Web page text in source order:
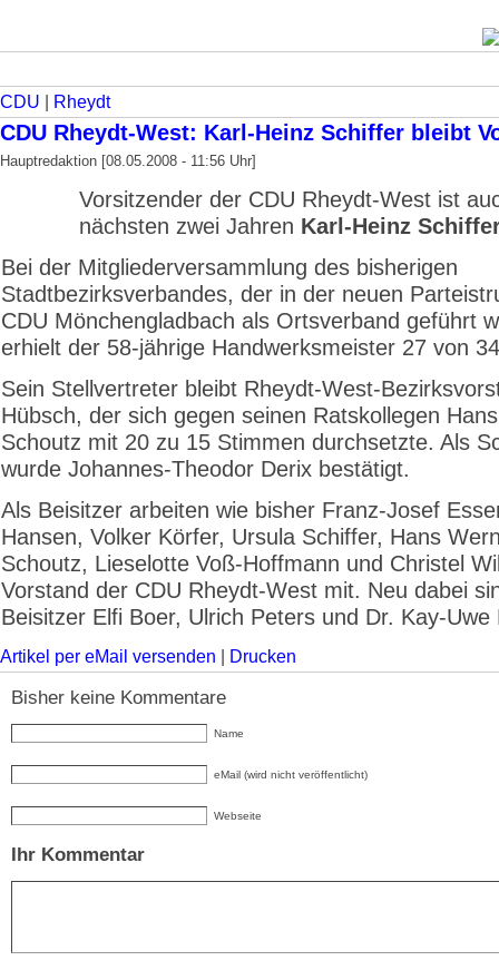
CDU Rheydt
CDU Rheydt-West: Karl-Heinz Schiffer bleibt
Hauptredaktion [08.05.2008 - 11:56 Uhr]
Vorsitzender der CDU Rheydt-West ist
nächsten zwei Jahren Karl-Heinz
Bei der Mitgliederversammlung des bisherigen
Stadtbezirksverbandes, der in der neuen
CDU Mönchengladbach als Ortsverband geführt
erhielt der 58-jährige Handwerksmeister 27 von
Sein Stellvertreter bleibt Rheydt-West-
Hübsch, der sich gegen seinen Ratskollegen
Schoutz mit 20 zu 15 Stimmen durchsetzte. Als
wurde Johannes-Theodor Derix bestätigt.
Als Beisitzer arbeiten wie bisher Franz-Josef
Hansen, Volker Körfer, Ursula Schiffer, Hans
Schoutz, Lieselotte Voß-Hoffmann und Christel
Vorstand der CDU Rheydt-West mit. Neu dabei
Beisitzer Elfi Boer, Ulrich Peters und Dr. Kay-Uwe
Artikel per eMail versenden Drucken
Bisher keine Kommentare
Name
eMail (wird nicht veröffentlicht)
Webseite
Ihr Kommentar